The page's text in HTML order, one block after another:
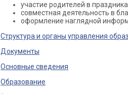
участие родителей в
совместная деятельность в
оформление наглядной
Структура и органы управления
Документы
Основные сведения
Образование